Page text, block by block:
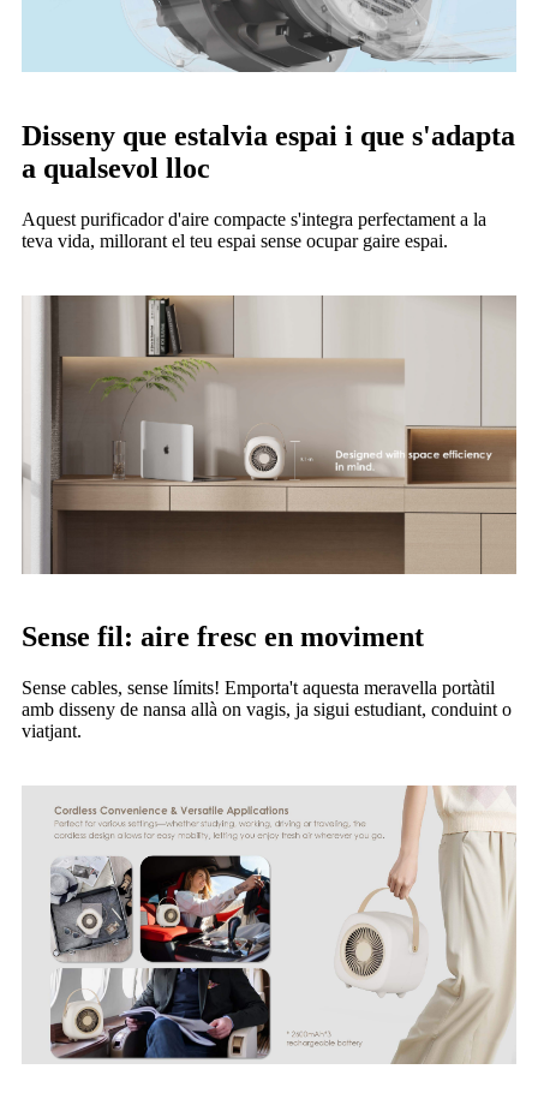
Disseny que estalvia espai i que s'adapta
a qualsevol lloc
Aquest purificador d'aire compacte s'integra perfectament a la
teva vida, millorant el teu espai sense ocupar gaire espai.
Sense fil: aire fresc en moviment
Sense cables, sense límits! Emporta't aquesta meravella portàtil
amb disseny de nansa allà on vagis, ja sigui estudiant, conduint o
viatjant.